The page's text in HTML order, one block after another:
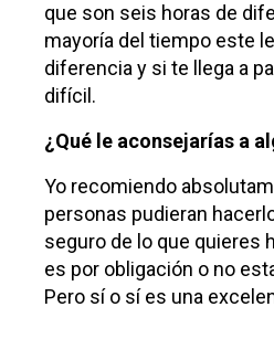
que son seis horas de
mayoría del tiempo este
diferencia y si te llega a
difícil.
¿Qué le aconsejarías a
Yo recomiendo
personas pudieran
seguro de lo que quieres
es por obligación o no
Pero sí o sí es una